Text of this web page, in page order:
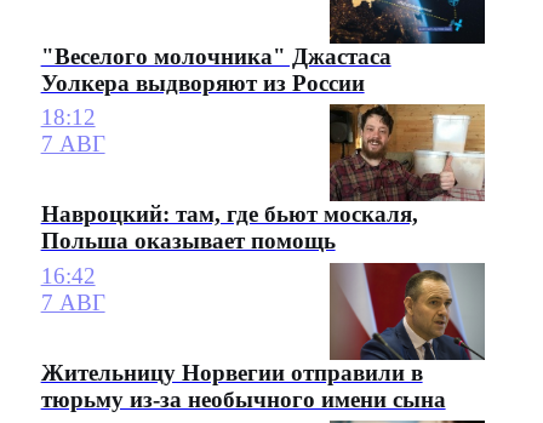
"Веселого молочника" Джастаса
Уолкера выдворяют из России
18:12
7 АВГ
Навроцкий: там, где бьют москаля,
Польша оказывает помощь
16:42
7 АВГ
Жительницу Норвегии отправили в
тюрьму из-за необычного имени сына